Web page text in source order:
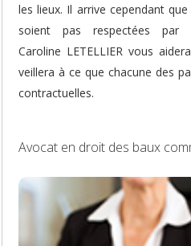
les lieux. Il arrive cependant
soient pas respectées par
Caroline LETELLIER vous
veillera à ce que chacune des
contractuelles.
Avocat en droit des baux